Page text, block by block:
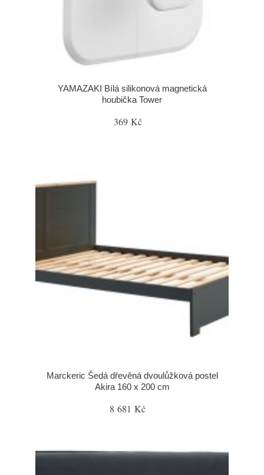
YAMAZAKI Bílá silikonová magnetická
houbička Tower
369 Kč
Marckeric Šedá dřevěná dvoulůžková postel
Akira 160 x 200 cm
8 681 Kč